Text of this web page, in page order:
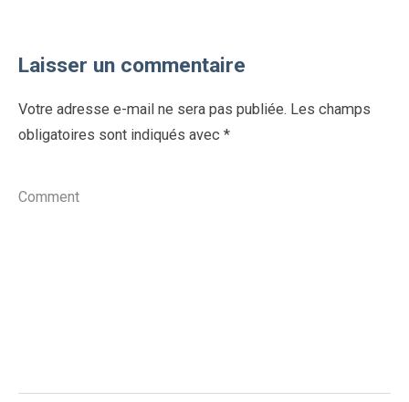
Laisser un commentaire
Votre adresse e-mail ne sera pas publiée. Les champs
obligatoires sont indiqués avec *
Comment